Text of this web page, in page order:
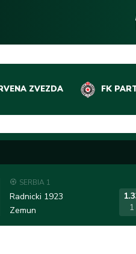
ZVEZDA FK
SERBIA 1
Radnicki 1923
Zemun
1